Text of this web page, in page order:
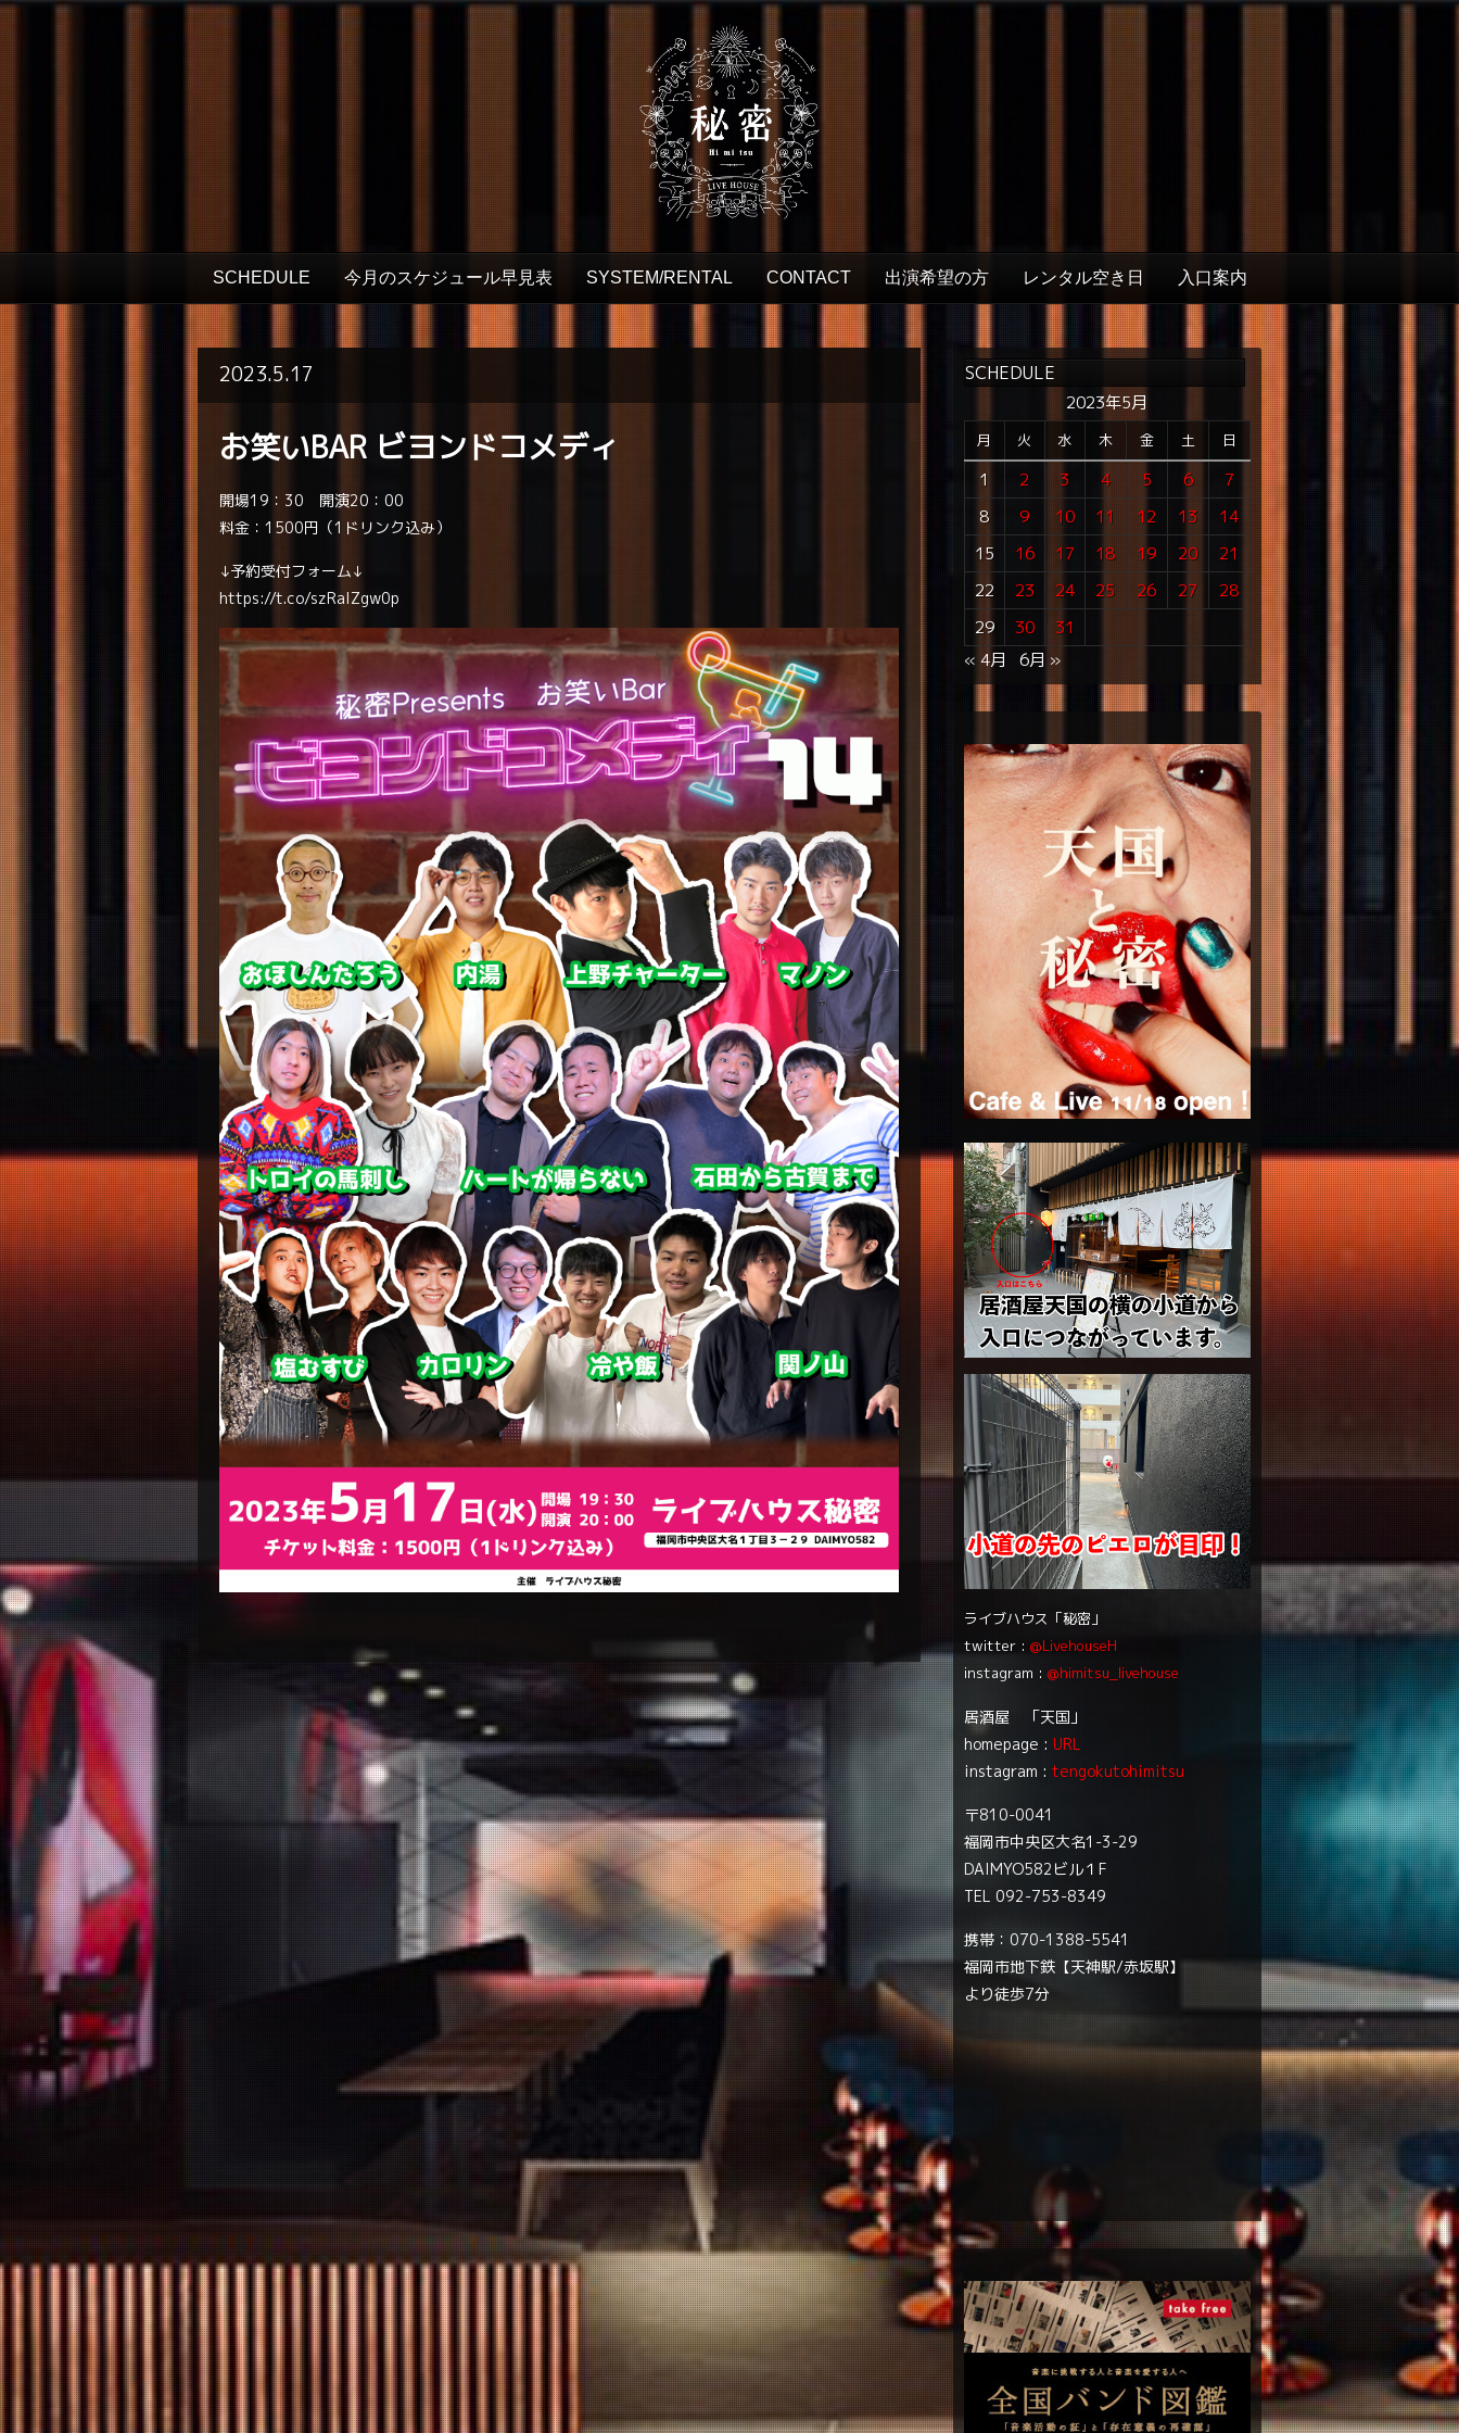
SCHEDULE 今月のスケジュール早見表 SYSTEM/RENTAL CONTACT 出演希望の方 レンタル空き日 入口案内
2023.5.17
お笑いBAR ビヨンドコメディ
開場19：30 開演20：00
料金：1500円（1ドリンク込み）
↓予約受付フォーム↓
https://t.co/szRaIZgw0p
SCHEDULE
2023年5月
月 火 水 木 金 土 日
1 2 3 4 5 6
7
8
9 10 11 12 13
14
15
16 17 18 19 20
21
22
23 24 25 26 27
28
29
30
31
« 4月
6月 »
ライブハウス「秘密」
twitter : @LivehouseH
instagram : @himitsu_livehouse
居酒屋 「天国」
homepage : URL
instagram : tengokutohimitsu
〒810-0041
福岡市中央区大名1-3-29
DAIMYO582ビル１F
TEL 092-753-8349
携帯：070-1388-5541
福岡市地下鉄【天神駅/赤坂駅】
より徒歩7分